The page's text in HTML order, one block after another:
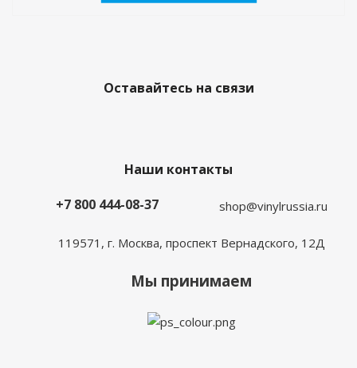
Оставайтесь на связи
Наши контакты
+7 800 444-08-37
shop@vinylrussia.ru
119571, г. Москва, проспект Вернадского, 12Д
Мы принимаем